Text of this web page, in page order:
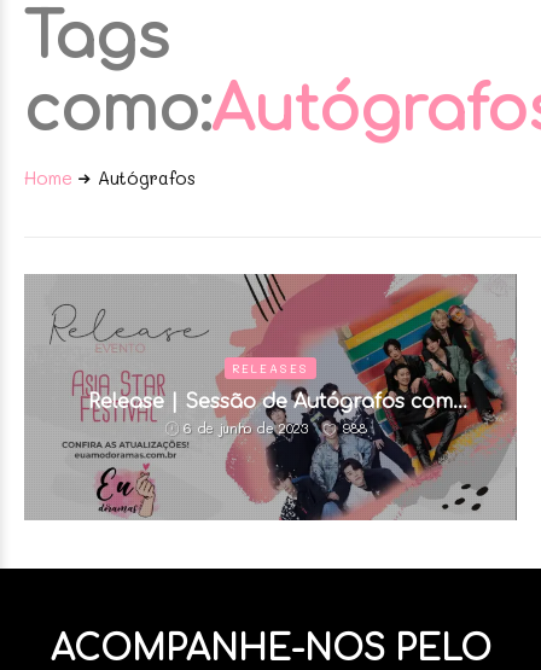
Tags
como:
Home Autógrafos
RELEASES
Release | Sessão de Autógrafos com
Atrações do Asia Star Festival
6 de junho de 2023 988
ACOMPANHE-NOS PELO